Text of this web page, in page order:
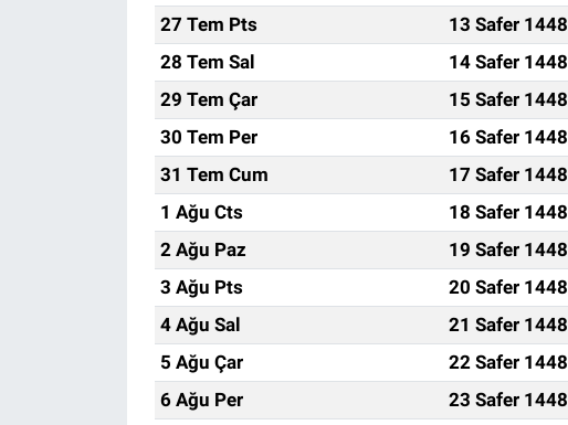
27 Tem Pts
13 Safer 1448
28 Tem Sal
14 Safer 1448
29 Tem Çar
15 Safer 1448
30 Tem Per
16 Safer 1448
31 Tem Cum
17 Safer 1448
1 Ağu Cts
18 Safer 1448
2 Ağu Paz
19 Safer 1448
3 Ağu Pts
20 Safer 1448
4 Ağu Sal
21 Safer 1448
5 Ağu Çar
22 Safer 1448
6 Ağu Per
23 Safer 1448